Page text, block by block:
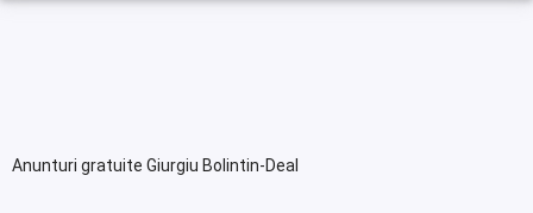
Anunturi gratuite Giurgiu Bolintin-Deal